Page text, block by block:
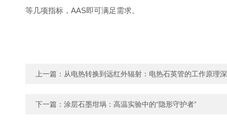
等几项指标，AAS即可满足需求。
上一篇： 从电热转换到远红外辐射：电热石英管的工作原理
下一篇： 涂层石墨坩埚：高温实验中的“隐形守护者”